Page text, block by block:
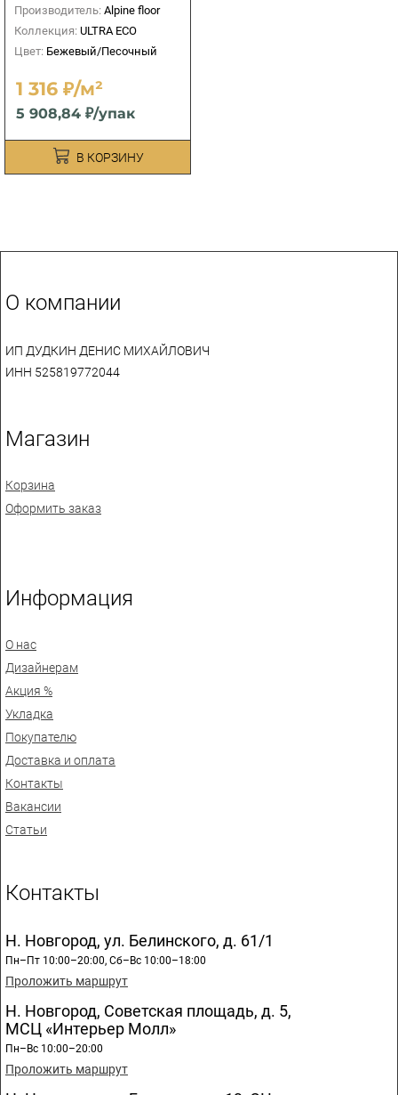
Производитель: Alpine floor
Коллекция: ULTRA ECO
Цвет: Бежевый/Песочный
1 316 ₽/м²
5 908,84 ₽/упак
В КОРЗИНУ
О компании
ИП ДУДКИН ДЕНИС МИХАЙЛОВИЧ
ИНН 525819772044
Магазин
Корзина
Оформить заказ
Информация
О нас
Дизайнерам
Акция %
Укладка
Покупателю
Доставка и оплата
Контакты
Вакансии
Статьи
Контакты
Н. Новгород, ул. Белинского, д. 61/1
Пн–Пт 10:00–20:00, Сб–Вс 10:00–18:00
Проложить маршрут
Н. Новгород, Советская площадь, д. 5,
МСЦ «Интерьер Молл»
Пн–Вс 10:00–20:00
Проложить маршрут